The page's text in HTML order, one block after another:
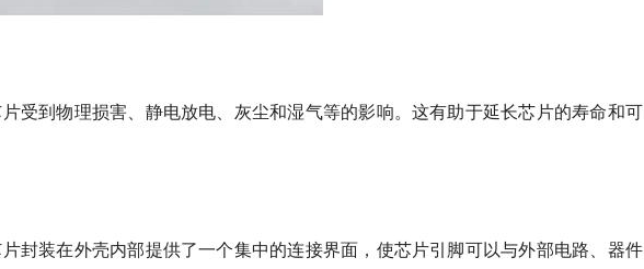
受到物理损害、静电放电、灰尘和湿气等的影响。这有助于延长芯片的寿命和可
封装在外壳内部提供了一个集中的连接界面，使芯片引脚可以与外部电路、器件